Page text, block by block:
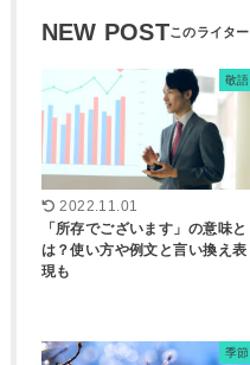
NEW POST
敬語
2022.11.01
「所存でございます」の意味と
は？使い方や例文と言い換え表
現も
季節